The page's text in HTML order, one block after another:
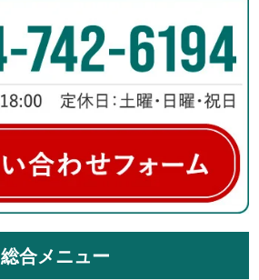
総合メニュー